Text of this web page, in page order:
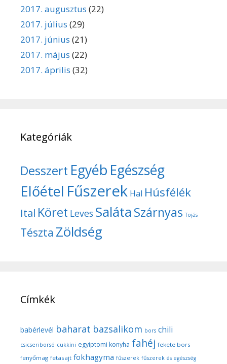
2017. augusztus (22)
2017. július (29)
2017. június (21)
2017. május (22)
2017. április (32)
Kategóriák
Desszert Egyéb Egészség
Előétel Fűszerek Hal Húsfélék
Ital Köret Leves SalátaSzárnyas Tojás
Tészta Zöldség
Címkék
babérlevél baharat bazsalikom bors chili
csicseriborsó cukkíni egyiptomi konyha fahéj fekete bors
fenyőmag fetasajt fokhagyma fűszerek fűszerek és egészség